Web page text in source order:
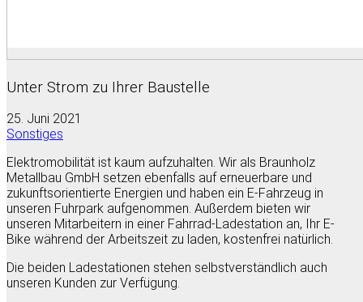
Unter Strom zu Ihrer Baustelle
25. Juni 2021
Sonstiges
Elektromobilität ist kaum aufzuhalten. Wir als Braunholz
Metallbau GmbH setzen ebenfalls auf erneuerbare und
zukunftsorientierte Energien und haben ein E-Fahrzeug in
unseren Fuhrpark aufgenommen. Außerdem bieten wir
unseren Mitarbeitern in einer Fahrrad-Ladestation an, Ihr E-
Bike während der Arbeitszeit zu laden, kostenfrei natürlich.
Die beiden Ladestationen stehen selbstverständlich auch
unseren Kunden zur Verfügung.